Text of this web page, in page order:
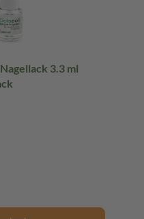
3.3 ml